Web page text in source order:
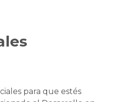
para que estés